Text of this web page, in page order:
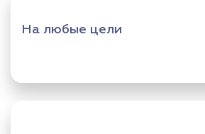
На любые цели